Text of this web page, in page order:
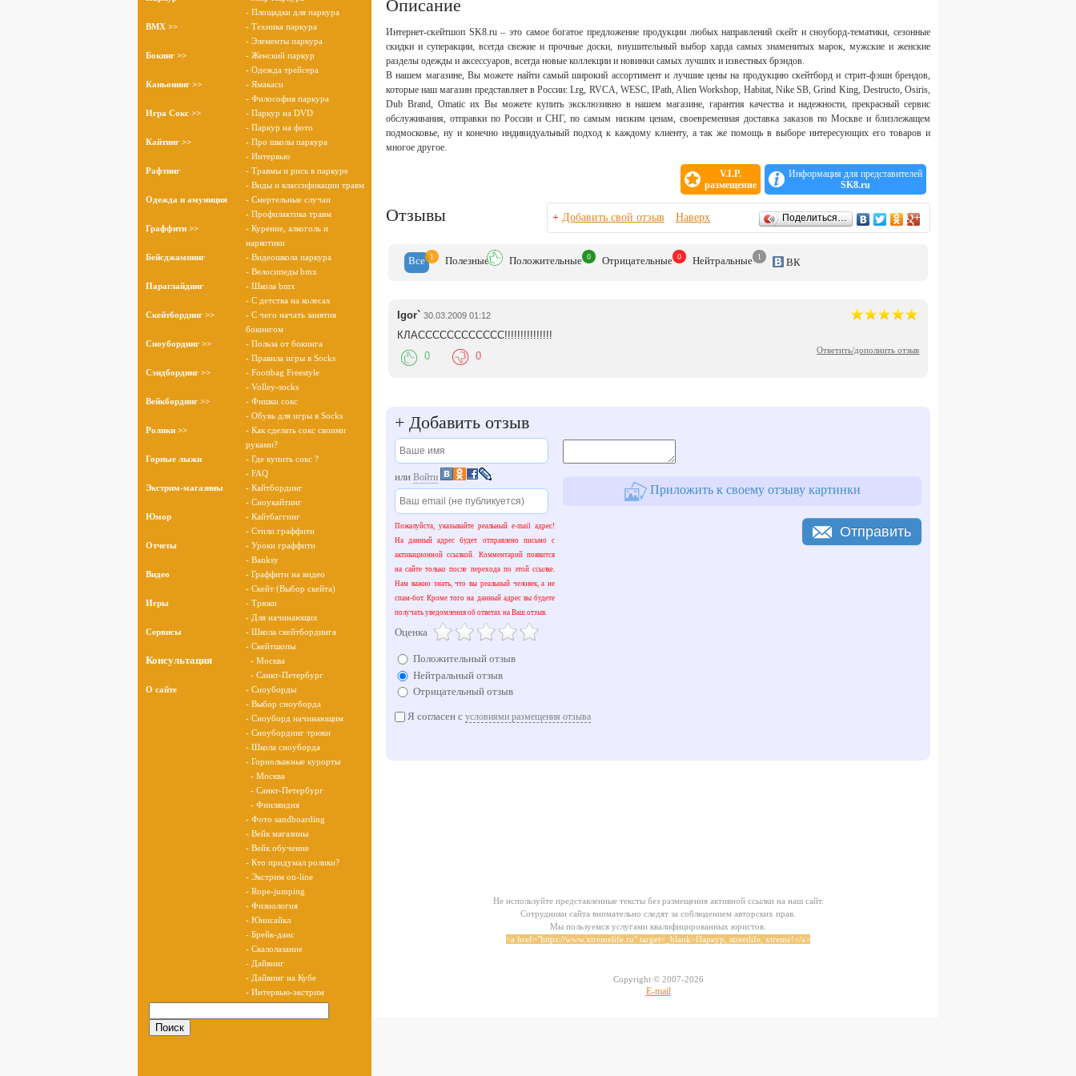
BMX >>
Бокинг >>
Каньонинг >>
Игра Сокс >>
Кайтинг >>
Рафтинг
Одежда и амуниция
Граффити >>
Бейсджампинг
Параглайдинг
Скейтбординг >>
Сноубординг >>
Сэндбординг >>
Вейкбординг >>
Ролики >>
Горные лыжи
Экстрим-магазины
Юмор
Отчеты
Видео
Игры
Сервисы
Консультация
О cайте
- Площадки для паркура
- Техника паркура
- Элементы паркура
- Женский паркур
- Одежда трейсера
- Ямакаси
- Философия паркура
- Паркур на DVD
- Паркур на фото
- Про школы паркура
- Интервью
- Травмы и риск в паркуре
- Виды и классификации травм
- Смертельные случаи
- Профилактика травм
- Курение, алкоголь и
наркотики
- Видеошкола паркура
- Велосипеды bmx
- Школа bmx
- С детства на колесах
- С чего начать занятия
бокингом
- Польза от бокинга
- Правила игры в Socks
- Foottbag Freestyle
- Volley-socks
- Фишки сокс
- Обувь для игры в Socks
- Как сделать сокс своими
руками?
- Где купить сокс ?
- FAQ
- Кайтбординг
- Сноукайтинг
- Кайтбаггинг
- Стили граффити
- Уроки граффити
- Banksy
- Граффити на видео
- Скейт (Выбор скейта)
- Трюки
- Для начинающих
- Школа скейтбординга
- Скейтшопы
- Москва
- Санкт-Петербург
- Сноуборды
- Выбор сноуборда
- Сноуборд начинающим
- Сноубординг трюки
- Школа сноуборда
- Горнолыжные курорты
- Москва
- Санкт-Петербург
- Финляндия
- Фото sandboarding
- Вейк магазины
- Вейк обучение
- Кто придумал ролики?
- Экстрим on-line
- Rope-jumping
- Физиология
- Юнисайкл
- Брейк-данс
- Скалолазание
- Дайвинг
- Дайвинг на Кубе
- Интервью-экстрим
Описание
Интернет-скейтшоп SK8.ru – это самое богатое предложение продукции любых направлений скейт и сноуборд-тематики, сезонные
скидки и суперакции, всегда свежие и прочные доски, внушительный выбор харда самых знаменитых марок, мужские и женские
разделы одежды и аксессуаров, всегда новые коллекции и новинки самых лучших и известных брэндов.
В нашем магазине, Вы можете найти самый широкий ассортимент и лучшие цены на продукцию скейтборд и стрит-фэшн брендов,
которые наш магазин представляет в России: Lrg, RVCA, WESC, IPath, Alien Workshop, Habitat, Nike SB, Grind King, Destructo, Osiris,
Dub Brand, Omatic их Вы можете купить эксклюзивно в нашем магазине, гарантия качества и надежности, прекрасный сервис
обслуживания, отправки по России и СНГ, по самым низким ценам, своевременная доставка заказов по Москве и близлежащем
подмосковье, ну и конечно индивидуальный подход к каждому клиенту, а так же помощь в выборе интересующих его товаров и
многое другое.
V.I.P.
размещение
Информация для представителей
SK8.ru
Отзывы + Добавить свой отзыв Наверх Поделиться…
Все 1 Полезные Положительные 0 Отрицательные 0 Нейтральные 1 ВК
Igor` 30.03.2009 01:12
КЛАСССССССССССС!!!!!!!!!!!!!!!
Ответить/дополнить отзыв
0 0
+ Добавить отзыв
или Войти
Пожалуйста, указывайте реальный e-mail адрес!
На данный адрес будет отправлено письмо с
активационной ссылкой. Комментарий появится
на сайте только после перехода по этой ссылке.
Нам важно знать, что вы реальный человек, а не
спам-бот. Кроме того на данный адрес вы будете
получать уведомления об ответах на Ваш отзыв.
Оценка
Положительный отзыв
Нейтральный отзыв
Отрицательный отзыв
Приложить к своему отзыву картинки
Я согласен с условиями размещения отзыва
Отправить
Не используйте представленные тексты без размещения активной ссылки на наш сайт.
Сотрудники сайта внимательно следят за соблюдением авторских прав.
Мы пользуемся услугами квалифицированных юристов.
<a href="https://www.xtremelife.ru" target=_blank>Паркур, streetlife, xtreme!</a>
Copyright © 2007-2026
E-mail